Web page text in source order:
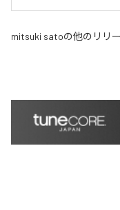
mitsuki satoの他のリリ